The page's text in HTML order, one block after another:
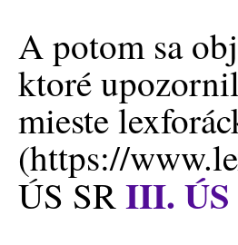
A potom sa
ktoré
mieste
(https://
ÚS SRIII. ÚS